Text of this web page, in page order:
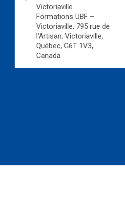
Victoriaville
Formations UBF –
Victoriaville, 795 rue de
l'Artisan, Victoriaville,
Québec, G6T 1V3,
Canada